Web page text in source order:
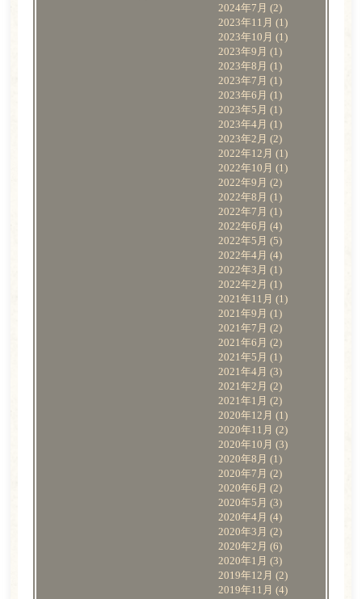
2024年7月 (2)
2023年11月 (1)
2023年10月 (1)
2023年9月 (1)
2023年8月 (1)
2023年7月 (1)
2023年6月 (1)
2023年5月 (1)
2023年4月 (1)
2023年2月 (2)
2022年12月 (1)
2022年10月 (1)
2022年9月 (2)
2022年8月 (1)
2022年7月 (1)
2022年6月 (4)
2022年5月 (5)
2022年4月 (4)
2022年3月 (1)
2022年2月 (1)
2021年11月 (1)
2021年9月 (1)
2021年7月 (2)
2021年6月 (2)
2021年5月 (1)
2021年4月 (3)
2021年2月 (2)
2021年1月 (2)
2020年12月 (1)
2020年11月 (2)
2020年10月 (3)
2020年8月 (1)
2020年7月 (2)
2020年6月 (2)
2020年5月 (3)
2020年4月 (4)
2020年3月 (2)
2020年2月 (6)
2020年1月 (3)
2019年12月 (2)
2019年11月 (4)